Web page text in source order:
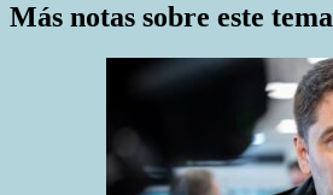
Más notas sobre este tema